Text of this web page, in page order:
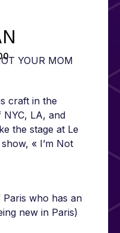
YOUR MOM
craft in the
NYC, LA, and
the stage at Le
« I’m Not
Paris who has an
new in Paris)